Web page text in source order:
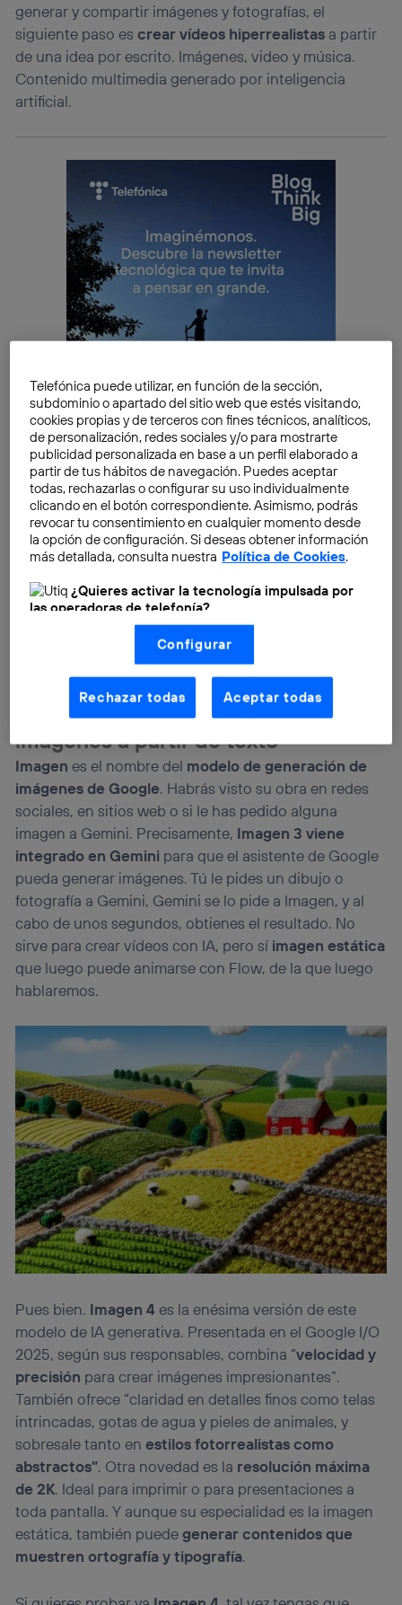
generar y compartir imágenes y fotografías, el
siguiente paso escrear vídeos hiperrealistas a partir
de una idea por escrito. Imágenes, video y música.
Contenido multimedia generado por inteligencia
artificial.
En su evento más importante del año, elGoogle I/O
2025, este coloso tecnológico presentó las últimas
versiones de sus modelos de generación de video e
imagen,Veo 3eImagen 4respectivamente. También
específica para música. Y para facilitar su uso,
de video basada en IA. Veamos en qué consisten y qué
pueden hacer cada una de ellas.
Imagen 4, la IA para generar
imágenes a partir de texto
Imagen es el nombre del modelo de generación de
imágenes de Google. Habrás visto su obra en redes
sociales, en sitios web o si le has pedido alguna
imagen a Gemini. Precisamente, Imagen 3 viene
integrado en Gemini para que el asistente de Google
pueda generar imágenes. Tú le pides un dibujo o
fotografía a Gemini, Gemini se lo pide a Imagen, y al
cabo de unos segundos, obtienes el resultado. No
sirve para crear vídeos con IA, pero sí imagen estática
que luego puede animarse con Flow, de la que luego
hablaremos.
Pues bien. Imagen 4es la enésima versión de este
modelo de IA generativa. Presentada en el Google I/O
2025, según sus responsables, combina “velocidad y
precisión para crear imágenes impresionantes”.
También ofrece “claridad en detalles finos como telas
intrincadas, gotas de agua y pieles de animales, y
sobresale tanto enestilos fotorrealistas como
abstractos”. Otra novedad es la resolución máxima
de 2K. Ideal para imprimir o para presentaciones a
toda pantalla. Y aunque su especialidad es la imagen
estática, también puedegenerar contenidos que
muestren ortografía y tipografía.
Telefónica puede utilizar, en función de la sección,
subdominio o apartado del sitio web que estés visitando,
cookies propias y de terceros con fines técnicos, analíticos,
de personalización, redes sociales y/o para mostrarte
publicidad personalizada en base a un perfil elaborado a
partir de tus hábitos de navegación. Puedes aceptar
todas, rechazarlas o configurar su uso individualmente
clicando en el botón correspondiente. Asimismo, podrás
revocar tu consentimiento en cualquier momento desde
la opción de configuración. Si deseas obtener información
más detallada, consulta nuestra Política de Cookies.
¿Quieres activar la tecnología impulsada por
las operadoras de telefonía?
Nosotros, Telefónica S.A., utilizamos la tecnología Utiq para
realizar nuestras acciones de marketing digital o análisis
(como se describe en este aviso de consentimiento)
basadas en tu navegación en nuestra(s) web(s)
aquí(solo cuando utilizas una conexión a
internet habilitada , proporcionada por una de las
operadoras de telefonía participantes, y otorgas tu
La tecnología Utiq está diseñada con la privacidad como
prioridad ofreciéndote elección y control.
La tecnología utiliza un identificador cifrado creado por tu
operadora de telefonía, utilizando tu dirección IP y otra
información de la cuenta de cliente de
telecomunicaciones vinculada a la conexión que utilizas
(p. ej., número de teléfono móvil).
Este identificador se asigna a la conexión de internet, por
lo que cualquier persona que conecte su dispositivo y
consienta el uso de la tecnología recibirá el mismo
identificador. Típicamente:
Si utilizas unaconexión de banda ancha(p. ej., Wi-Fi),
el marketing o análisis se realizará en función de las
Si utilizasdatos móviles
personalizado, ya que se basará únicamente en la
navegación del usuario del móvil.
Puedes gestionar los consentimientos Utiq seleccionando
“Administrar Utiq” en la parte inferior de esta página web o
visitando el portal de privacidad de Utiq
(“consenthub”). Para más información, consulta
la política de privacidad de Utiq.
Configurar
Rechazar todas Aceptar todas